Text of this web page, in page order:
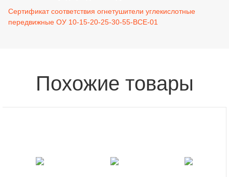
Сертификат соответствия огнетушители углекислотные
передвижные ОУ 10-15-20-25-30-55-ВСЕ-01
Похожие товары